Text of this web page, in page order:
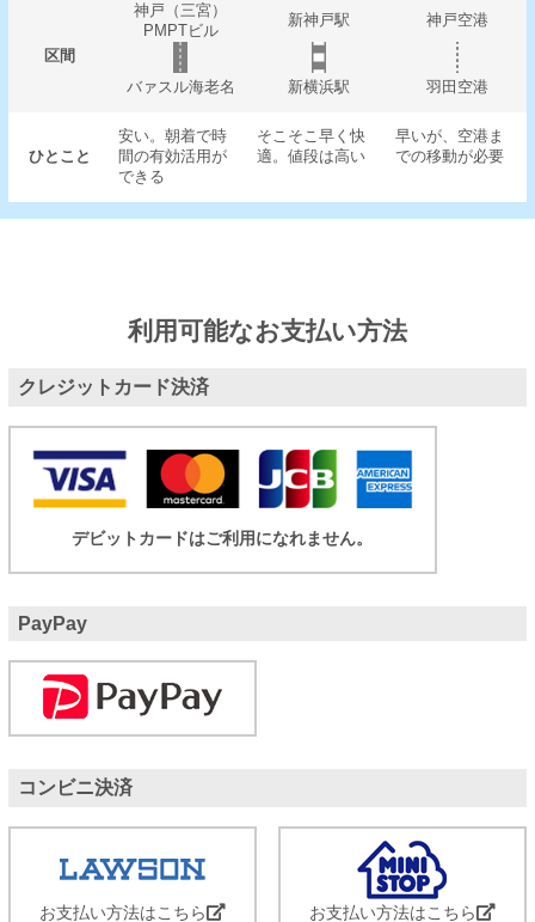
区間
神戸（三宮）
PMPTビル
新神戸駅 神戸空港
バァスル海老名 新横浜駅 羽田空港
ひとこと
安い。朝着で時
間の有効活用が
できる
そこそこ早く快
適。値段は高い
早いが、空港ま
での移動が必要
利用可能なお支払い方法
クレジットカード決済
デビットカードはご利用になれません。
PayPay
コンビニ決済
お支払い方法はこちら お支払い方法はこちら